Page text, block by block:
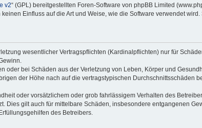
v2“ (GPL) bereitgestellten Foren-Software von phpBB Limited
Einfluss auf die Art und Weise, wie die Software verwendet
wesentlicher Vertragspflichten (Kardinalpflichten) nur für
bei Schäden aus der Verletzung von Leben, Körper und
der Höhe nach auf die vertragstypischen Durchschnittsschäden
oder vorsätzlichem oder grob fahrlässigem Verhalten des
gilt auch für mittelbare Schäden, insbesondere entgangenen
des Betreibers.